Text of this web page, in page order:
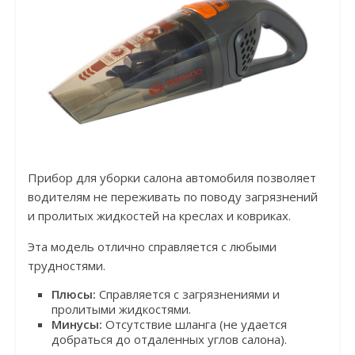
Прибор для уборки салона автомобиля позволяет
водителям не переживать по поводу загрязнений
и пролитых жидкостей на креслах и ковриках.
Эта модель отлично справляется с любыми
трудностями.
Плюсы: Справляется с загрязнениями и
пролитыми жидкостями.
Минусы: Отсутствие шланга (не удается
добраться до отдаленных углов салона).